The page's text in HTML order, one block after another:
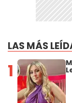
LAS MÁS
1